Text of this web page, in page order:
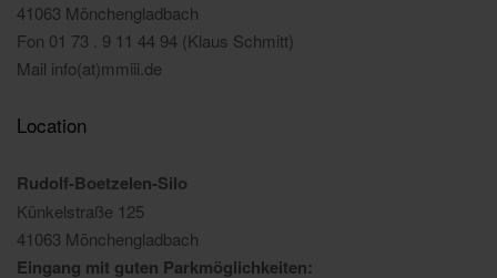
41063 Mönchengladbach
Fon 01 73 . 9 11 44 94 (Klaus Schmitt)
Mail info(at)mmiii.de
Location
Rudolf-Boetzelen-Silo
Künkelstraße 125
41063 Mönchengladbach
Eingang mit guten Parkmöglichkeiten: